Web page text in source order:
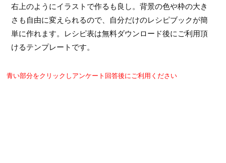
右上のようにイラストで作るも良し。背景の色や枠の大き
さも自由に変えられるので、自分だけのレシピブックが簡
単に作れます。レシピ表は無料ダウンロード後にご利用頂
けるテンプレートです。
青い部分をクリックしアンケート回答後にご利用ください